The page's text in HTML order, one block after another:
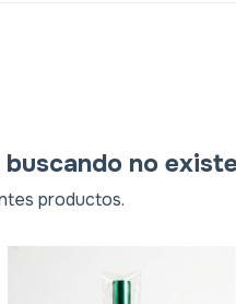
no
productos.